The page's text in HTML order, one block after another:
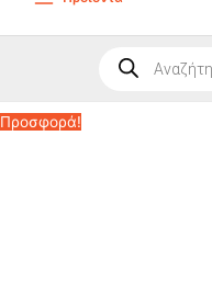
Main
search
Προσφορά!